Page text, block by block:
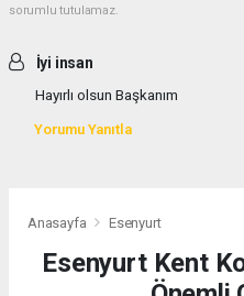
sorumlu tutulamaz.
İyi insan
Hayırlı olsun Başkanım
Yorumu Yanıtla
Anasayfa Esenyurt
Esenyurt Kent